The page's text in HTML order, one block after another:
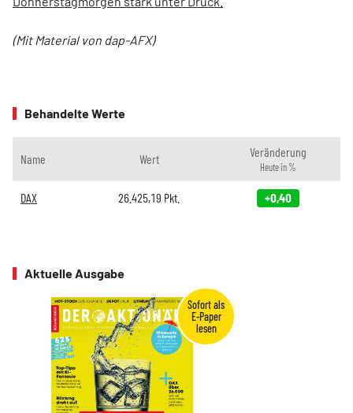
(Mit Material von dap-AFX)
Behandelte Werte
Name Wert Veränderung
Heute in %
DAX 26.425,19 Pkt. +0,40
Aktuelle Ausgabe